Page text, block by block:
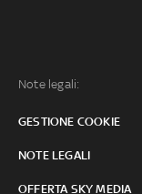
Note legali:
GESTIONE COOKIE
NOTE LEGALI
OFFERTA SKY MEDIA